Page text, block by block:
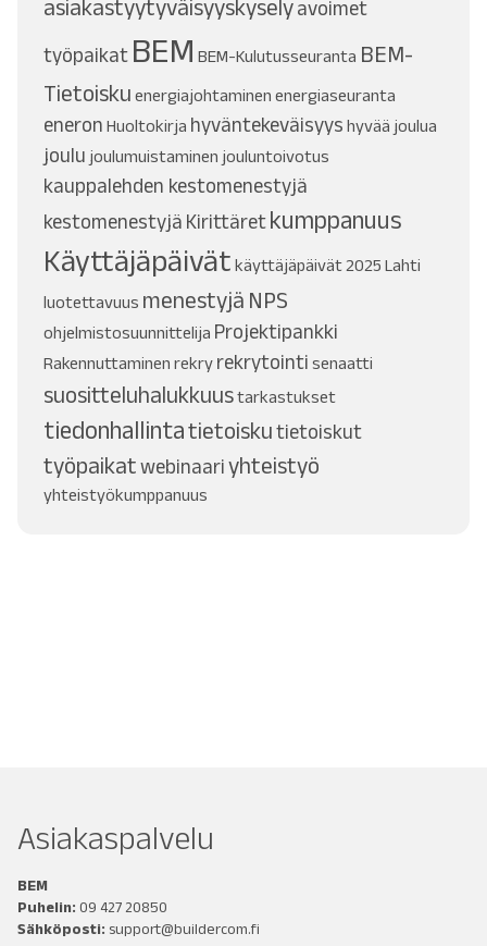
asiakastyytyväisyyskyselyavoimet
työpaikat BEM BEM-Kulutusseuranta BEM-
Tietoisku energiajohtaminen energiaseuranta
eneron Huoltokirja hyväntekeväisyys hyvää joulua
joulu joulumuistaminen jouluntoivotus
kauppalehden kestomenestyjä
kestomenestyjä Kirittäretkumppanuus
Käyttäjäpäivät käyttäjäpäivät 2025 Lahti
luotettavuus menestyjä NPS
ohjelmistosuunnittelija Projektipankki
Rakennuttaminen rekry rekrytointi senaatti
suositteluhalukkuustarkastukset
tiedonhallintatietoiskutietoiskut
työpaikatwebinaariyhteistyö
yhteistyökumppanuus
Asiakaspalvelu
BEM
Puhelin: 09 427 20850
Sähköposti: support@buildercom.fi